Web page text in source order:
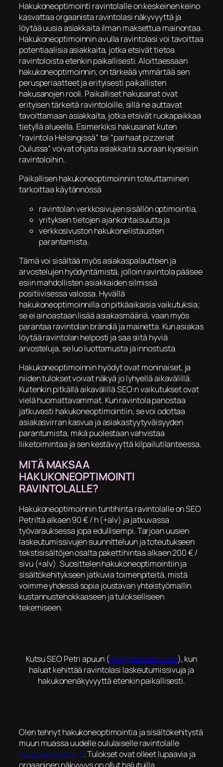
Hakukoneoptimointi ravintolalle on keskeinen keino
kasvattaa orgaanista ravintolasi näkyvyyttä ja
löytää uusia asiakkaita ilman maksettua mainontaa.
Hakukoneoptimoinnin avulla ravintolasi voi tavoittaa
potentiaalisia asiakkaita, jotka etsivät tietoa
ravintoloista etenkin paikallisesti. Aloittaessaan
hakukoneoptimoinnin, on tärkeää ymmärtää sen
perusperiaatteet ja erityisesti paikallisten
hakusanojen rooli. Paikalliset hakusanat ovat
erityisen tärkeitä ravintoloille, sillä ne auttavat
tavoittamaan asiakkaita, jotka etsivät ruokapaikkaa
tietyllä alueella. Esimerkiksi hakusanat kuten
”ravintola Helsingissä” tai ”parhaat pizzeriat
Oulussa” voivat ohjata asiakkaita suoraan kyseisiin
ravintoloihin.
Paikallisen hakukoneoptimoinnin toteuttaminen
tarkoittaa käytännössä
ravintolan verkkosivujen sisällön optimointia,
yrityksen tietojen ajankohtaisuutta ja
verkkosivuston hakukonelistausten
parantamista.
Tämä voi sisältää myös asiakaspalautteen ja
arvostelujen hyödyntämistä, jolloin ravintola pääsee
esiin mahdollisten asiakkaiden silmissä
positiivisessa valossa. Hyvällä
hakukoneoptimoinnilla on pitkäaikaisia vaikutuksia;
se ei ainoastaan lisää asiakasmääriä, vaan myös
parantaa ravintolan brändiä ja mainetta. Kun asiakas
löytää ravintolan helposti ja saa siitä hyviä
arvosteluja, se luo luottamusta ja innostusta.
Hakukoneoptimoinnin hyödyt ovat moninaiset, ja
niiden tulokset voivat näkyä jo lyhyellä aikavälillä.
Kuitenkin pitkällä aikavälillä SEO:n vaikutukset ovat
vielä huomattavammat. Kun ravintola panostaa
jatkuvasti hakukoneoptimointiin, se voi odottaa
asiakasvirran kasvua ja asiakastyytyväisyyden
parantumista, mikä puolestaan vahvistaa
liiketoimintaa ja sen kestävyyttä kilpailutilanteessa.
MITÄ MAKSAA
HAKUKONEOPTIMOINTI
RAVINTOLALLE?
Hakukoneoptimoinnin tuntihinta ravintolalle on SEO
Petriltä alkaen 90 € / h (+alv) ja jatkuvassa
työvarauksessa jopa edullisempi. Tarjoan uusien
laskeutumissivujen suunnitteluun ja toteutukseen
tekstisisältöjen osalta pakettihintaa alkaen 200 € /
sivu (+alv). Suosittelen hakukoneoptimointiin ja
sisältökehitykseen jatkuvia toimenpiteitä, mistä
voimme yhdessä sopia joustavan yhteistyömallin
kustannustehokkaaseen ja tulokselliseen
tekemiseen.
Kutsu SEO Petri apuun (info@seopetri.com), kun
haluat kehittää ravintolasi laskeutumissivuja ja
hakukonenäkyvyyttä etenkin paikallisesti.
Olen tehnyt hakukoneoptimointia ja sisältökehitystä
muun muassa uudelle oululaiselle ravintolalle
uusipakkahuone.fi. Tulokset ovat olleet lupaavia ja